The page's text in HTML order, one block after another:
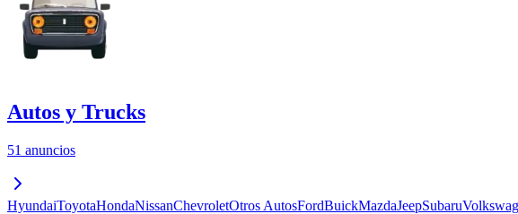
Autos y Trucks
51 anuncios
HyundaiToyotaHondaNissanChevroletOtros AutosFordBuickMazdaJeepSubaru